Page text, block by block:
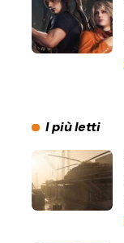
I più letti